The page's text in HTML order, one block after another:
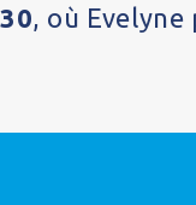
, où